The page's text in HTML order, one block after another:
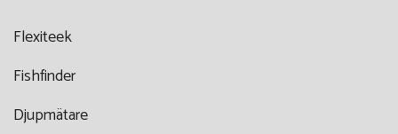
Flexiteek
Fishfinder
Djupmätare